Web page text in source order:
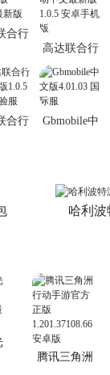
卓版
合行
最新
高达联合行
动中文最新
版1.0.5 安卓
手机版
合行
Gbmobile中
哈利
腾讯三角洲